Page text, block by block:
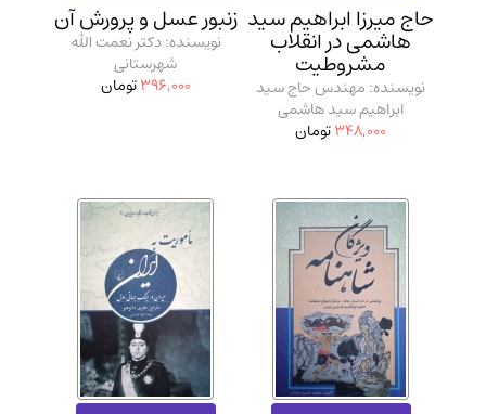
حاج میرزا ابراهیم سید
هاشمی در انقلاب
مشروطیت
نویسنده: مهندس حاج سید
ابراهیم سید هاشمی
348,000تومان
زنبور عسل و پرورش آن
نویسنده: دکتر نعمت الله
شهرستانی
396,000تومان